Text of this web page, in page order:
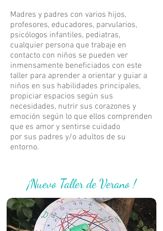
Madres y padres con varios hijos,
profesores, educadores, parvularios,
psicólogos infantiles, pediatras,
cualquier persona que trabaje en
contacto con niños se pueden ver
inmensamente beneficiados con este
taller para aprender a orientar y guiar a
niños en sus habilidades principales,
propiciar espacios según sus
necesidades, nutrir sus corazones y
emoción según lo que ellos comprenden
que es amor y sentirse cuidado
por sus padres y/o adultos de su
entorno.
¡Nuevo Taller de Verano !